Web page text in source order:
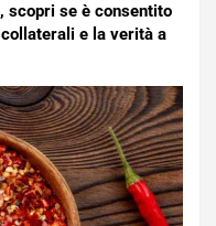
scopri se è consentito
e la verità a